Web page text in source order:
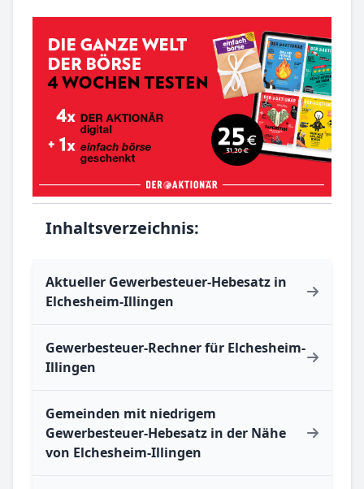
Inhaltsverzeichnis:
Aktueller Gewerbesteuer-Hebesatz in
Elchesheim-Illingen
Gewerbesteuer-Rechner für Elchesheim-
Illingen
Gemeinden mit niedrigem
Gewerbesteuer-Hebesatz in der Nähe
von Elchesheim-Illingen